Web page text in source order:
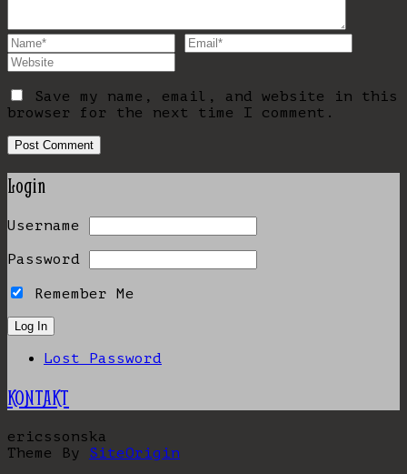
Save my name, email, and website in this
browser for the next time I comment.
Login
Username
Password
Remember Me
Lost Password
KONTAKT
ericssonska
Theme By SiteOrigin